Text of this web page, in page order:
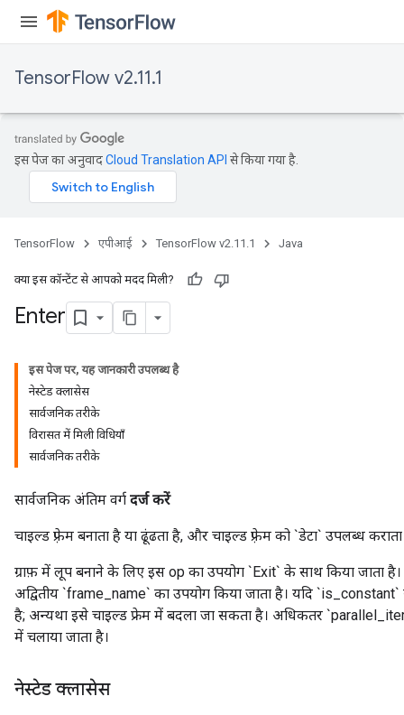
TensorFlow v2.11.1
इस पेज का अनुवादCloud Translation API से किया गया है.
TensorFlow एपीआई TensorFlow v2.11.1 Java
क्या इस कॉन्टेंट से आपको मदद मिली?
Enter
इस पेज पर, यह जानकारी उपलब्ध है
नेस्टेड क्लासेस
सार्वजनिक तरीके
विरासत में मिली विधियाँ
सार्वजनिक तरीके
सार्वजनिक अंतिम वर्ग दर्ज करें
चाइल्ड फ़्रेम बनाता है या ढूंढता है, और चाइल्ड फ़्रेम को `डेटा` उपलब्ध
ग्राफ़ में लूप बनाने के लिए इस op का उपयोग `Exit` के साथ किया जाता है।
अद्वितीय `frame_name` का उपयोग किया जाता है। यदि
है; अन्यथा इसे चाइल्ड फ्रेम में बदला जा सकता है। अधिकतर
में चलाया जाता है।
नेस्टेड क्लासेस